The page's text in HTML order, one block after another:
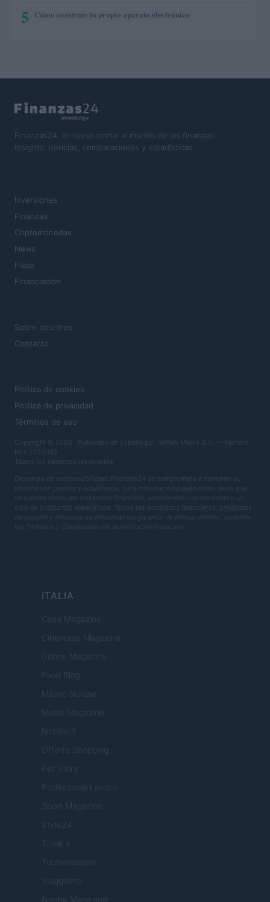
5 Cómo construir tu propio aparato electrónico
Finanzas24, el nuevo portal al mundo de las finanzas.
Insights, noticias, comparaciones y estadísticas.
Inversiones
Finanzas
Criptomonedas
News
Fisco
Financiación
Sobre nosotros
Contacto
Política de cookies
Política de privacidad
Términos de uso
Copyright © 2026 · Publicado en España por AdHub Media S.r.l. — Número
REA 2729933
Todos los derechos reservados
Descargo de responsabilidad: Finanzas24 se compromete a mantener su
información precisa y actualizada. Esta información puede diferir de lo que
ve cuando visita una institución financiera, un proveedor de servicios o un
sitio de productos específicos. Todos los productos financieros, productos
de compra y servicios se presentan sin garantía. Al evaluar ofertas, consulte
los Términos y Condiciones de la institución financiera.
ITALIA
Casa Magazine
Cineverse Magazine
Donne Magazine
Food Blog
Milano Notizie
Motor Magazine
Notizie.it
Offerte Shopping
Pet Story
Professione Lavoro
Sport Magazine
Style24
Think.it
Tuobenessere
Viaggiamo
Nonne Magazine